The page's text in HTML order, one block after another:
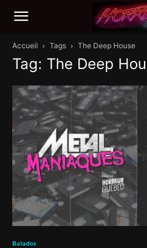
Accueil Tags The Deep House
Tag: The Deep
Balados